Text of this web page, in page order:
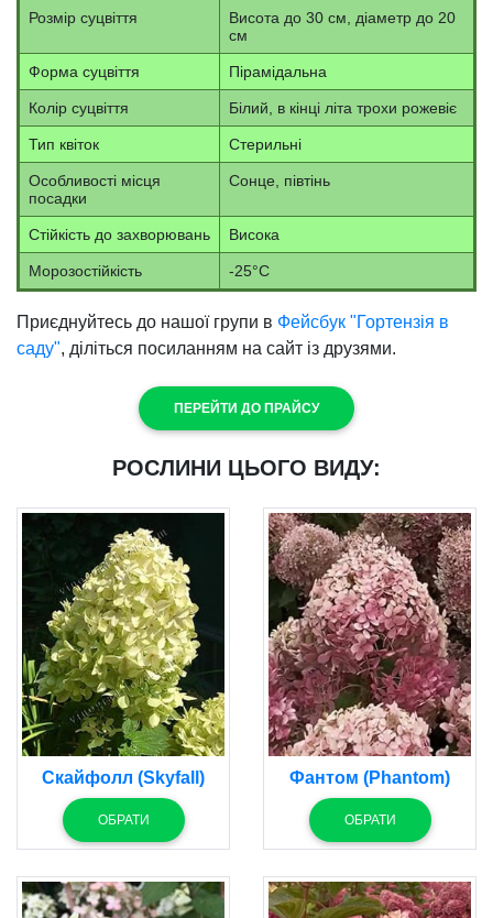
Розмір суцвіття
Висота до 30 см, діаметр до 20
см
Форма суцвіття Пірамідальна
Колір суцвіття Білий, в кінці літа трохи рожевіє
Тип квіток Стерильні
Особливості місця
посадки
Сонце, півтінь
Стійкість до захворювань Висока
Морозостійкість -25°С
Приєднуйтесь до нашої групи в Фейсбук "Гортензія в
саду", діліться посиланням на сайт із друзями.
ПЕРЕЙТИ ДО ПРАЙСУ
РОСЛИНИ ЦЬОГО ВИДУ:
Скайфолл (Skyfall)
ОБРАТИ
Фантом (Phantom)
ОБРАТИ